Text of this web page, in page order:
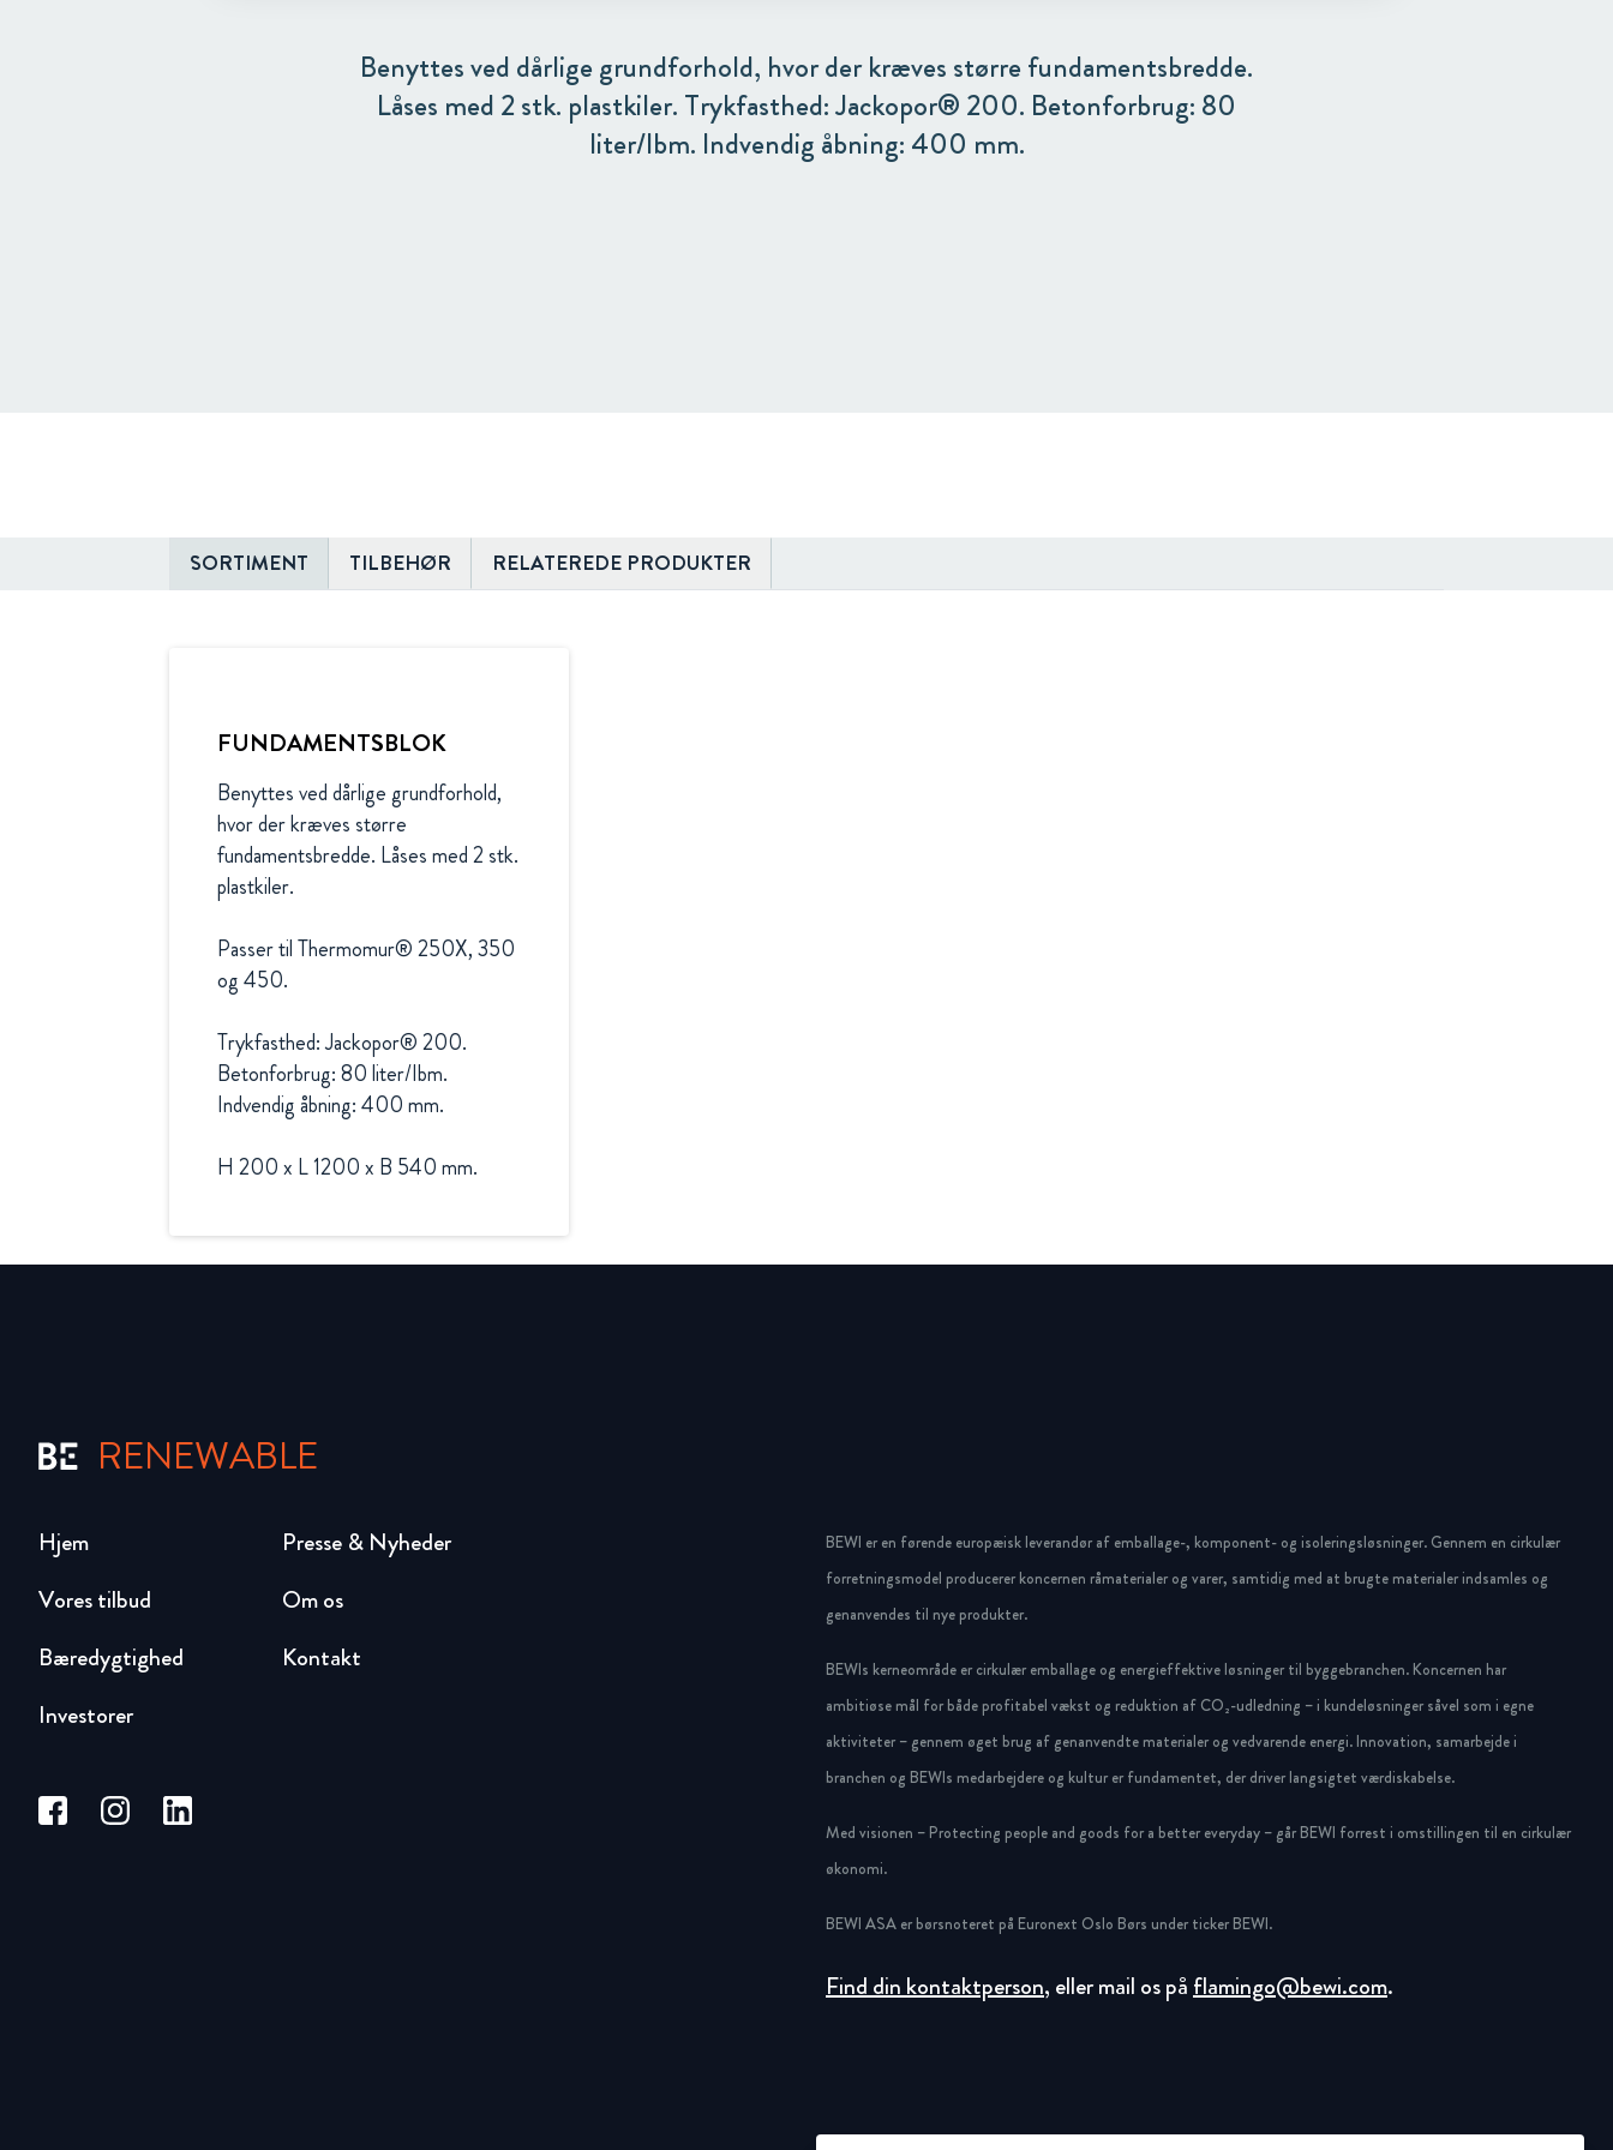
Benyttes ved dårlige grundforhold, hvor der kræves større fundamentsbredde.
Låses med 2 stk. plastkiler. Trykfasthed: Jackopor® 200. Betonforbrug: 80
liter/Ibm. Indvendig åbning: 400 mm.
SORTIMENT TILBEHØR RELATEREDE PRODUKTER
FUNDAMENTSBLOK
Benyttes ved dårlige grundforhold,
hvor der kræves større
fundamentsbredde. Låses med 2 stk.
plastkiler.
Passer til Thermomur® 250X, 350
og 450.
Trykfasthed: Jackopor® 200.
Betonforbrug: 80 liter/Ibm.
Indvendig åbning: 400 mm.
H 200 x L 1200 x B 540 mm.
RENEWABLE
Hjem
Vores tilbud
Bæredygtighed
Investorer
Presse & Nyheder
Om os
Kontakt
BEWI er en førende europæisk leverandør af emballage-, komponent- og isoleringsløsninger. Gennem en cirkulær
forretningsmodel producerer koncernen råmaterialer og varer, samtidig med at brugte materialer indsamles og
genanvendes til nye produkter.
BEWIs kerneområde er cirkulær emballage og energieffektive løsninger til byggebranchen. Koncernen har
ambitiøse mål for både profitabel vækst og reduktion af CO₂-udledning – i kundeløsninger såvel som i egne
aktiviteter – gennem øget brug af genanvendte materialer og vedvarende energi. Innovation, samarbejde i
branchen og BEWIs medarbejdere og kultur er fundamentet, der driver langsigtet værdiskabelse.
Med visionen – Protecting people and goods for a better everyday – går BEWI forrest i omstillingen til en cirkulær
økonomi.
BEWI ASA er børsnoteret på Euronext Oslo Børs under ticker BEWI.
Find din kontaktperson, eller mail os påflamingo@bewi.com.